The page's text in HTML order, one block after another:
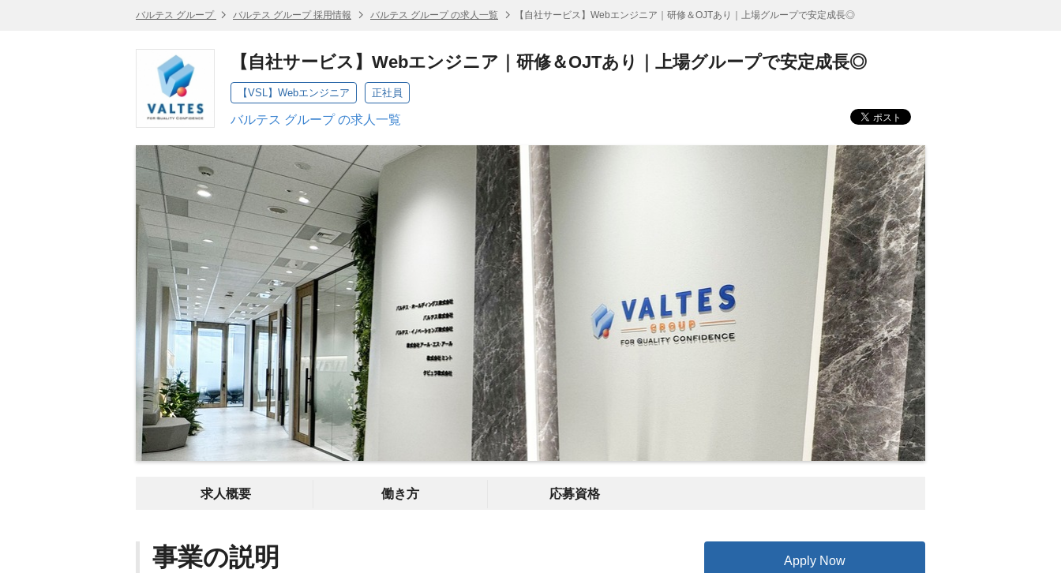
バルテス グループ バルテス グループ 採用情報 バルテス グループ の求人一覧 【自社サービス】Webエンジニア｜研修＆OJTあり｜上場グループで安定成長◎
【自社サービス】Webエンジニア｜研修＆OJTあり｜上場グループで安定成長◎
【VSL】Webエンジニア 正社員
バルテス グループ の求人一覧
求人概要 働き方 応募資格
事業の説明 Apply Now